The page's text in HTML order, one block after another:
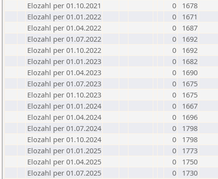
Elozahl per 01.10.2021
0
1678
Elozahl per 01.01.2022
0
1671
Elozahl per 01.04.2022
0
1687
Elozahl per 01.07.2022
0
1692
Elozahl per 01.10.2022
0
1692
Elozahl per 01.01.2023
0
1682
Elozahl per 01.04.2023
0
1690
Elozahl per 01.07.2023
0
1675
Elozahl per 01.10.2023
0
1675
Elozahl per 01.01.2024
0
1667
Elozahl per 01.04.2024
0
1696
Elozahl per 01.07.2024
0
1798
Elozahl per 01.10.2024
0
1798
Elozahl per 01.01.2025
0
1773
Elozahl per 01.04.2025
0
1750
Elozahl per 01.07.2025
0
1730